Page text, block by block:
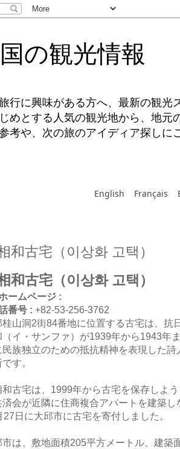
の観光情報
行に興味がある方へ、最新の観光
めとする人気の観光地から、地
考や、次の旅のアイディア探しに
English Français
和古宅（이상화 고택）
和古宅（이상화 고택）
ームページ :
番号 : +82-53-256-3762
桂山洞2街84番地に位置する古宅は、抗
（イ・サンファ）が1939年から1943年
民族独立のための抵抗精神を表現した
す。
和古宅は、1999年から古宅を保存しよ
済会が近隣に住商複合アパートを建築
27日に大邱市に古宅を寄付しました。
市は、敷地面積205平方メートル、建築